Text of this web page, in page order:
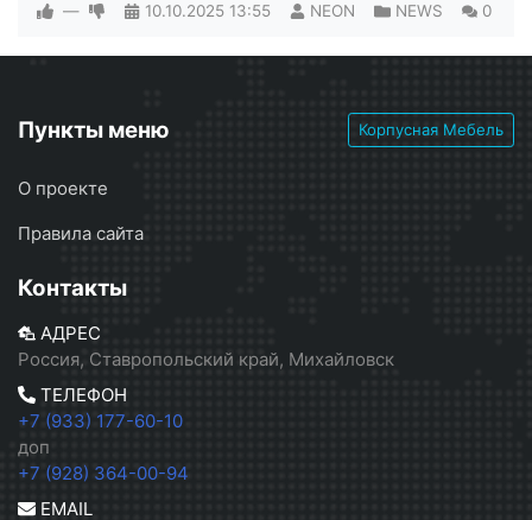
— 10.10.2025 13:55 NEON NEWS 0
Пункты меню Корпусная Мебель
О проекте
Правила сайта
Контакты
АДРЕС
Россия, Ставропольский край, Михайловск
ТЕЛЕФОН
+7 (933) 177-60-10
доп
+7 (928) 364-00-94
EMAIL